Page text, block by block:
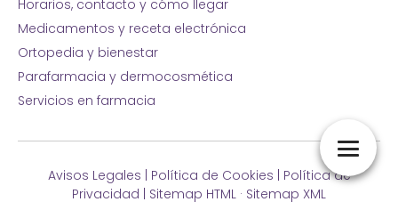
Horarios, contacto y cómo llegar
Medicamentos y receta electrónica
Ortopedia y bienestar
Parafarmacia y dermocosmética
Servicios en farmacia
Avisos Legales | Política de Cookies | Política de
Privacidad | Sitemap HTML · Sitemap XML